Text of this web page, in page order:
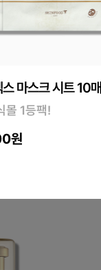
마스크 시트 10매
몰 1등팩!
원